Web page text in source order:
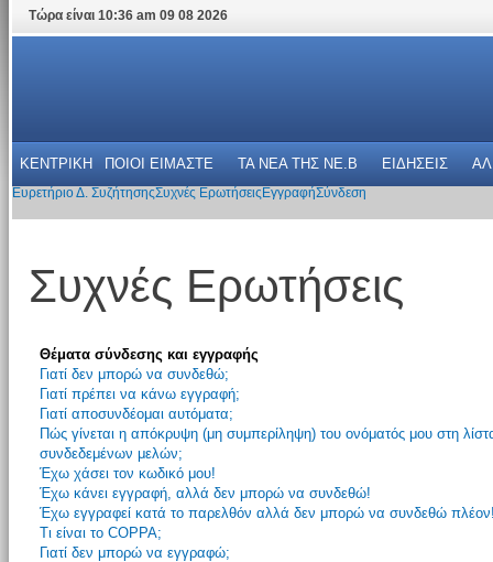
Τώρα είναι 10:36 am 09 08 2026
ΚΕΝΤΡΙΚΗ ΠΟΙΟΙ ΕΙΜΑΣΤΕ ΤΑ ΝΕΑ THΣ NE.B ΕΙΔΗΣΕΙΣ
Ευρετήριο Δ. ΣυζήτησηςΣυχνές Ερωτήσεις ΕγγραφήΣύνδεση
Συχνές Ερωτήσεις
Θέματα σύνδεσης και εγγραφής
Γιατί δεν μπορώ να συνδεθώ;
Γιατί πρέπει να κάνω εγγραφή;
Γιατί αποσυνδέομαι αυτόματα;
Πώς γίνεται η απόκρυψη (μη συμπερίληψη) του ονόματός μου στη
συνδεδεμένων μελών;
Έχω χάσει τον κωδικό μου!
Έχω κάνει εγγραφή, αλλά δεν μπορώ να συνδεθώ!
Έχω εγγραφεί κατά το παρελθόν αλλά δεν μπορώ να συνδεθώ
Τι είναι το COPPA;
Γιατί δεν μπορώ να εγγραφώ;